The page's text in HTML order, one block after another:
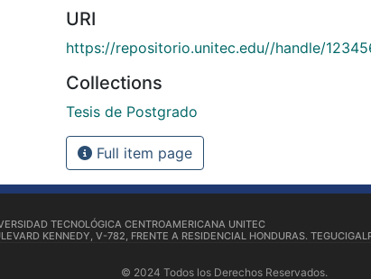
URI
https://repositorio.unitec.edu//handle/
Collections
Tesis de Postgrado
Full item page
TECNOLÓGICA CENTROAMERICANA UNITEC
KENNEDY, V-782, FRENTE A RESIDENCIAL HONDURAS.
© 2024 Todos los Derechos Reservados.